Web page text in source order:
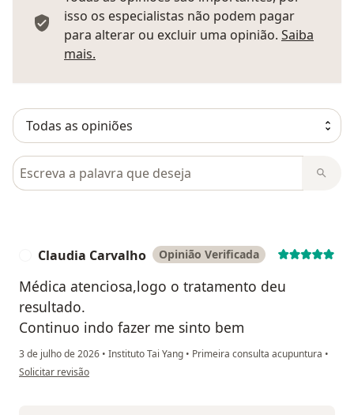
isso os especialistas não podem pagar
para alterar ou excluir uma opinião. Saiba
mais.
Pesquisar em opiniões
Claudia Carvalho Opinião Verificada
Médica atenciosa,logo o tratamento deu
resultado.
Continuo indo fazer me sinto bem
3 de julho de 2026 • Instituto Tai Yang • Primeira consulta acupuntura •
na opinião do utilizador Claudia Carvalho
Solicitar revisão